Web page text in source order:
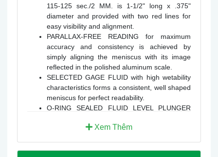
115-125 sec./2 MM. is 1-1/2" long x .375"
diameter and provided with two red lines for
easy visibility and alignment.
PARALLAX-FREE READING for maximum
accuracy and consistency is achieved by
simply aligning the meniscus with its image
reflected in the polished aluminum scale.
SELECTED GAGE FLUID with high wetability
characteristics forms a consistent, well shaped
meniscus for perfect readability.
O-RING SEALED FLUID LEVEL PLUNGER
PRECISION BUILT to assure device meets the
Xem Thêm